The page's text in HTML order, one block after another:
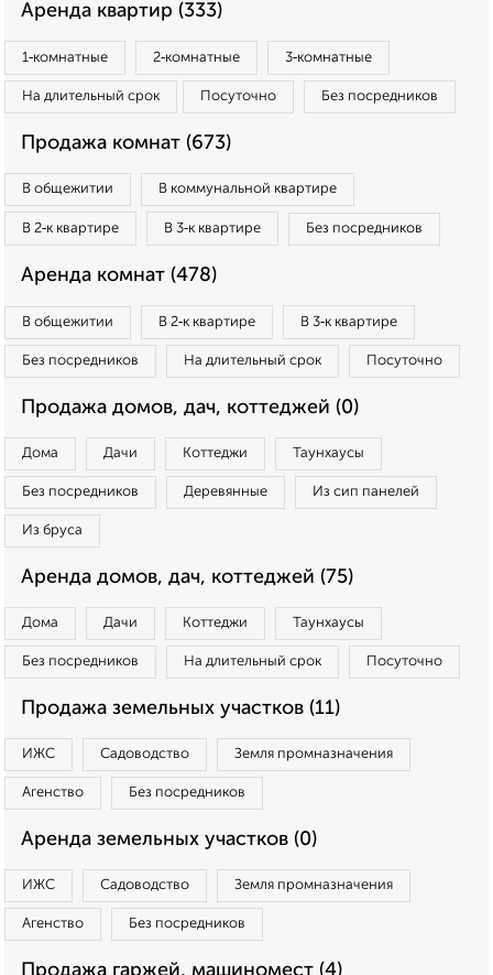
Аренда квартир (333)
1‑комнатные 2‑комнатные 3‑комнатные
На длительный срок Посуточно Без посредников
Продажа комнат (673)
В общежитии В коммунальной квартире
В 2‑к квартире В 3‑к квартире Без посредников
Аренда комнат (478)
В общежитии В 2‑к квартире В 3‑к квартире
Без посредников На длительный срок Посуточно
Продажа домов, дач, коттеджей (0)
Дома Дачи Коттеджи Таунхаусы
Без посредников Деревянные Из сип панелей
Из бруса
Аренда домов, дач, коттеджей (75)
Дома Дачи Коттеджи Таунхаусы
Без посредников На длительный срок Посуточно
Продажа земельных участков (11)
ИЖС Садоводство Земля промназначения
Агенство Без посредников
Аренда земельных участков (0)
ИЖС Садоводство Земля промназначения
Агенство Без посредников
Продажа гаржей, машиномест (4)